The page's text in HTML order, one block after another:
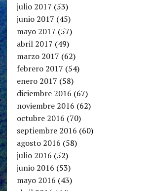
julio 2017 (53)
junio 2017 (45)
mayo 2017 (57)
abril 2017 (49)
marzo 2017 (62)
febrero 2017 (54)
enero 2017 (58)
diciembre 2016 (67)
noviembre 2016 (62)
octubre 2016 (70)
septiembre 2016 (60)
agosto 2016 (58)
julio 2016 (52)
junio 2016 (53)
mayo 2016 (43)